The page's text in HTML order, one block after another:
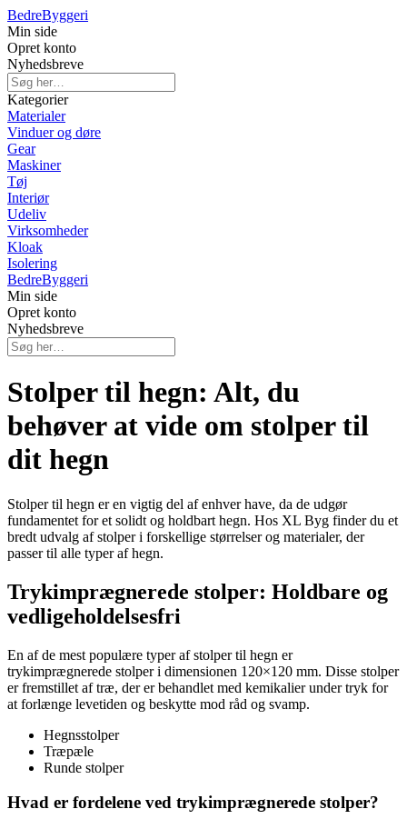
BedreByggeri
Min side
Opret konto
Nyhedsbreve
Kategorier
Materialer
Vinduer og døre
Gear
Maskiner
Tøj
Interiør
Udeliv
Virksomheder
Kloak
Isolering
BedreByggeri
Min side
Opret konto
Nyhedsbreve
Stolper til hegn: Alt, du
behøver at vide om stolper til
dit hegn
Stolper til hegn er en vigtig del af enhver have, da de udgør
fundamentet for et solidt og holdbart hegn. Hos XL Byg finder du et
bredt udvalg af stolper i forskellige størrelser og materialer, der
passer til alle typer af hegn.
Trykimprægnerede stolper: Holdbare og
vedligeholdelsesfri
En af de mest populære typer af stolper til hegn er
trykimprægnerede stolper i dimensionen 120×120 mm. Disse stolper
er fremstillet af træ, der er behandlet med kemikalier under tryk for
at forlænge levetiden og beskytte mod råd og svamp.
Hegnsstolper
Træpæle
Runde stolper
Hvad er fordelene ved trykimprægnerede stolper?